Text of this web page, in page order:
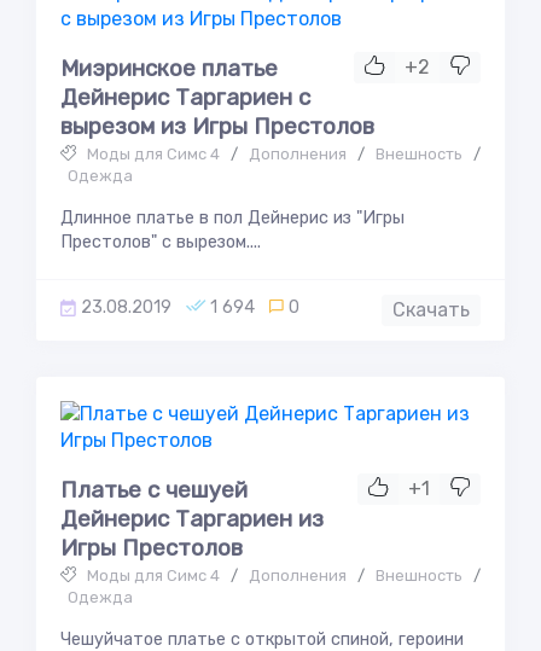
+2
Миэринское платье
Дейнерис Таргариен с
вырезом из Игры Престолов
Моды для Симс 4 / Дополнения / Внешность
/
Одежда
Длинное платье в пол Дейнерис из "Игры
Престолов" с вырезом....
23.08.2019 1 694 0 Скачать
+1
Платье с чешуей
Дейнерис Таргариен из
Игры Престолов
Моды для Симс 4 / Дополнения / Внешность
/
Одежда
Чешуйчатое платье с открытой спиной, героини